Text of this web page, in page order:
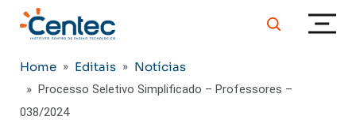
Home » Editais » Notícias
» Processo Seletivo Simplificado – Professores –
038/2024